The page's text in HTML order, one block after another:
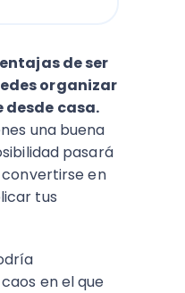
de ser
organizar
casa.
una buena
pasará
en
tus
en el que